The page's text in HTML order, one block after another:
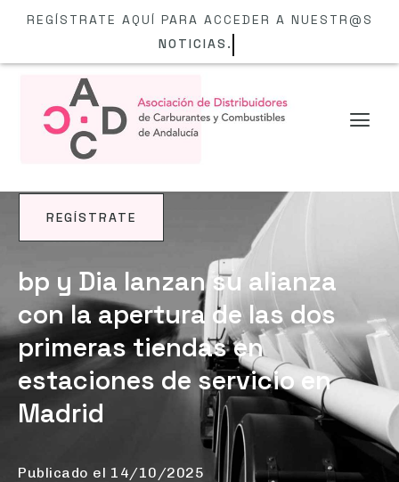
REGÍSTRATE AQUÍ PARA ACCEDER A NUESTR@S
NOTICIAS.
REGÍSTRATE
NOTICIAS
bp y Dia lanzan su alianza
con la apertura de las dos
primeras tiendas en
estaciones de servicio en
Madrid
Publicado el 14/10/2025